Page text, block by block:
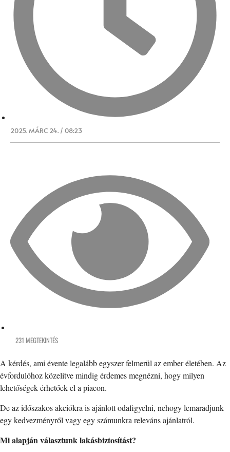
2025. MÁRC 24. / 08:23
231 MEGTEKINTÉS
A kérdés, ami évente legalább egyszer felmerül az ember életében. Az
évfordulóhoz közelítve mindig érdemes megnézni, hogy milyen
lehetőségek érhetőek el a piacon.
De az időszakos akciókra is ajánlott odafigyelni, nehogy lemaradjunk
egy kedvezményről vagy egy számunkra releváns ajánlatról.
Mi alapján választunk lakásbiztosítást?